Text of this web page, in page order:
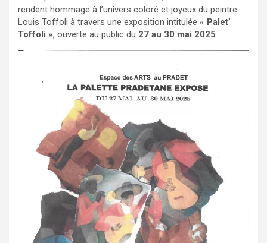
rendent hommage à l’univers coloré et joyeux du peintre
Louis Toffoli à travers une exposition intitulée « Palet’
Toffoli », ouverte au public du 27 au 30 mai 2025.